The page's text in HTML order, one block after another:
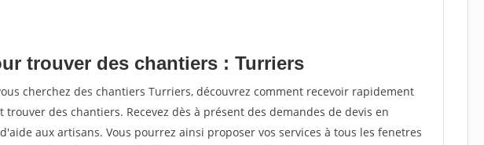
trouver des chantiers : Turriers
cherchez des chantiers Turriers, découvrez comment recevoir rapidement
trouver des chantiers. Recevez dès à présent des demandes de devis en
aux artisans. Vous pourrez ainsi proposer vos services à tous les fenetres